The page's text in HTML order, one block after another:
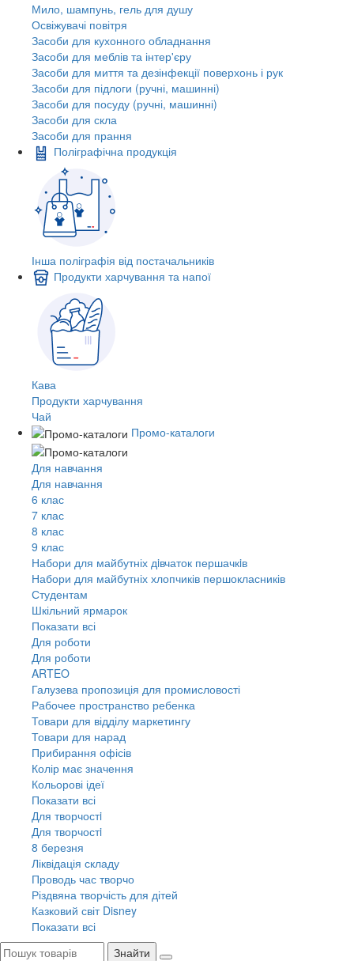
Мило, шампунь, гель для душу
Освіжувачі повітря
Засоби для кухонного обладнання
Засоби для меблів та інтер'єру
Засоби для миття та дезінфекції поверхонь і рук
Засоби для підлоги (ручні, машинні)
Засоби для посуду (ручні, машинні)
Засоби для скла
Засоби для прання
Поліграфічна продукція
Інша поліграфія від постачальників
Продукти харчування та напої
Кава
Продукти харчування
Чай
Промо-каталоги
Для навчання
Для навчання
6 клас
7 клас
8 клас
9 клас
Набори для майбутніх дiвчаток першачкiв
Набори для майбутніх хлопчиків першокласників
Студентам
Шкільний ярмарок
Показати всі
Для роботи
Для роботи
ARTEO
Галузева пропозиція для промисловості
Рабочее пространство ребенка
Товари для відділу маркетингу
Товари для нарад
Прибирання офісів
Колір має значення
Кольорові ідеї
Показати всі
Для творчостi
Для творчостi
8 березня
Ліквідація складу
Проводь час творчо
Різдвяна творчість для дітей
Казковий світ Disney
Показати всі
Знайти